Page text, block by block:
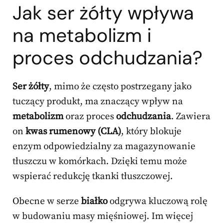
Jak ser żółty wpływa
na metabolizm i
proces odchudzania?
Ser żółty, mimo że często postrzegany jako
tuczący produkt, ma znaczący wpływ na
metabolizmoraz procesodchudzania. Zawiera
on kwas rumenowy (CLA), który blokuje
enzym odpowiedzialny za magazynowanie
tłuszczu w komórkach. Dzięki temu może
wspierać redukcję tkanki tłuszczowej.
Obecne w serze białkoodgrywa kluczową rolę
w budowaniu masy mięśniowej. Im więcej